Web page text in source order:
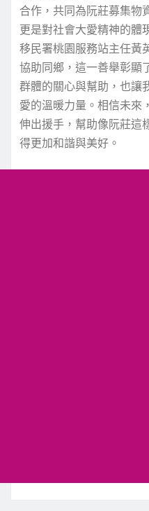
合作，共同為阮莊募集物
更是對社會大愛精神的體
移民署桃園服務站主任黃
協助同鄉，這一善舉彰顯
群體的關心與幫助，也讓
愛的溫暖力量。相信未來
伸出援手，幫助像阮莊這
得更加和諧與美好。